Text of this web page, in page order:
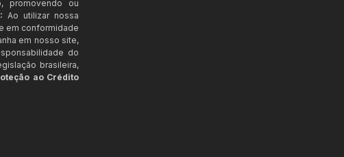
promovendo ou
Ao utilizar nossa
em conformidade
em nosso site,
do
brasileira,
ao Crédito